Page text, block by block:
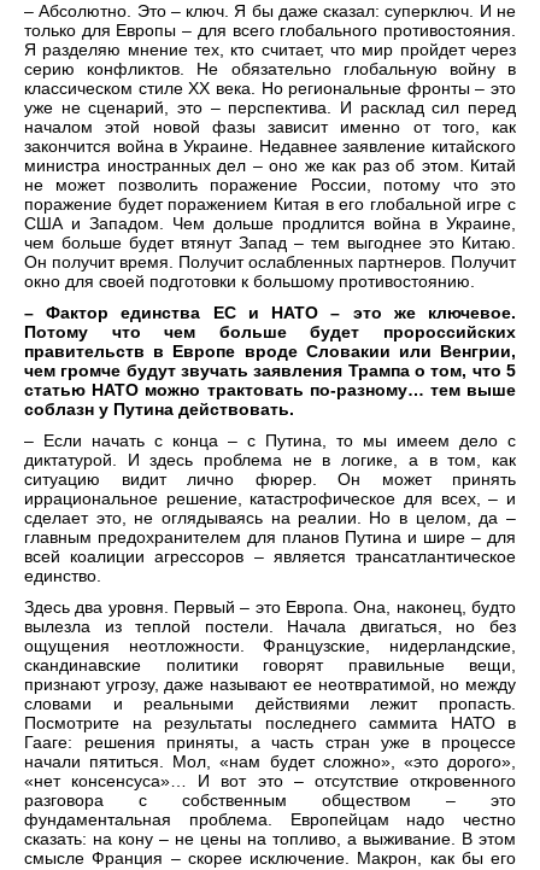
– Абсолютно. Это – ключ. Я бы даже сказал: суперключ. И не
только для Европы – для всего глобального противостояния.
Я разделяю мнение тех, кто считает, что мир пройдет через
серию конфликтов. Не обязательно глобальную войну в
классическом стиле XX века. Но региональные фронты – это
уже не сценарий, это – перспектива. И расклад сил перед
началом этой новой фазы зависит именно от того, как
закончится война в Украине. Недавнее заявление китайского
министра иностранных дел – оно же как раз об этом. Китай
не может позволить поражение России, потому что это
поражение будет поражением Китая в его глобальной игре с
США и Западом. Чем дольше продлится война в Украине,
чем больше будет втянут Запад – тем выгоднее это Китаю.
Он получит время. Получит ослабленных партнеров. Получит
окно для своей подготовки к большому противостоянию.
– Фактор единства ЕС и НАТО – это же ключевое.
Потому что чем больше будет пророссийских
правительств в Европе вроде Словакии или Венгрии,
чем громче будут звучать заявления Трампа о том, что 5
статью НАТО можно трактовать по-разному… тем выше
соблазн у Путина действовать.
– Если начать с конца – с Путина, то мы имеем дело с
диктатурой. И здесь проблема не в логике, а в том, как
ситуацию видит лично фюрер. Он может принять
иррациональное решение, катастрофическое для всех, – и
сделает это, не оглядываясь на реалии. Но в целом, да –
главным предохранителем для планов Путина и шире – для
всей коалиции агрессоров – является трансатлантическое
единство.
Здесь два уровня. Первый – это Европа. Она, наконец, будто
вылезла из теплой постели. Начала двигаться, но без
ощущения неотложности. Французские, нидерландские,
скандинавские политики говорят правильные вещи,
признают угрозу, даже называют ее неотвратимой, но между
словами и реальными действиями лежит пропасть.
Посмотрите на результаты последнего саммита НАТО в
Гааге: решения приняты, а часть стран уже в процессе
начали пятиться. Мол, «нам будет сложно», «это дорого»,
«нет консенсуса»… И вот это – отсутствие откровенного
разговора с собственным обществом – это
фундаментальная проблема. Европейцам надо честно
сказать: на кону – не цены на топливо, а выживание. В этом
смысле Франция – скорее исключение. Макрон, как бы его